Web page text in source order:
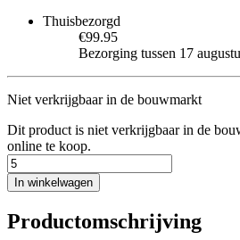
Thuisbezorgd
€99.95
Bezorging tussen 17
Niet verkrijgbaar in de bouwmarkt
Dit product is niet verkrijgbaar in de
online te koop.
In winkelwagen
Productomschrijving